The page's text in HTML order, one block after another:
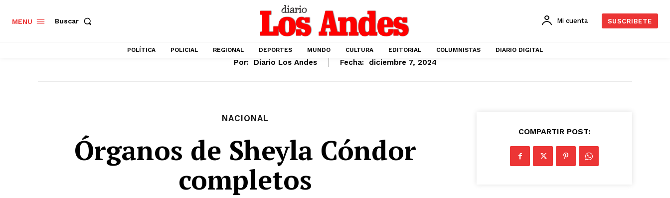
MENU Buscar Mi cuenta SUSCRIBETE
POLÍTICA POLICIAL REGIONAL DEPORTES MUNDO CULTURA EDITORIAL COLUMNISTAS DIARIO DIGITAL
Por: Diario Los Andes Fecha: diciembre 7, 2024
NACIONAL
Órganos de Sheyla Cóndor
completos
COMPARTIR POST: